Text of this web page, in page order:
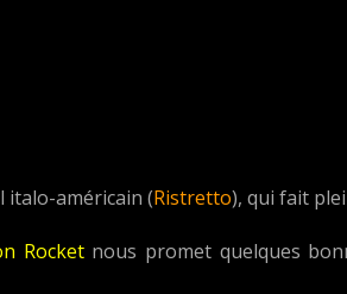
italo-américain (Ristretto), qui fait
Rocketnous promet quelques